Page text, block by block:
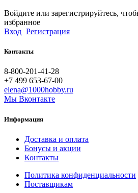
Войдите или зарегистрируйтесь,
избранное
Вход Регистрация
Контакты
8-800-201-41-28
+7 499 653-67-00
elena@1000hobby.ru
Мы Вконтакте
Информация
Доставка и оплата
Бонусы и акции
Контакты
Политика конфиденциальности
Поставщикам